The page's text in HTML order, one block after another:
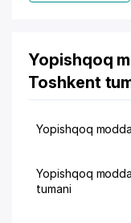
Yopishqoq
Toshkent
Yopishqoq
Yopishqoq
tumani